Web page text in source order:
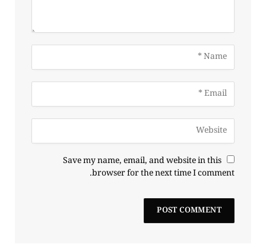
Save my name, email, and website in this
browser for the next time I comment.